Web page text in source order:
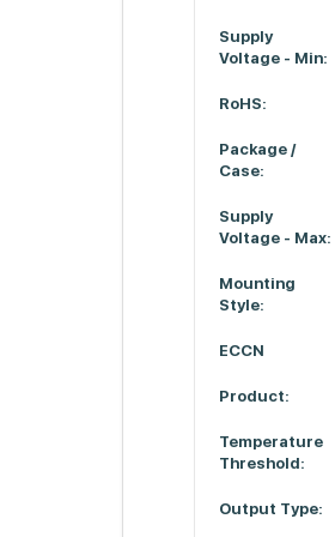
Supply
Voltage - Min:
RoHS:
Package /
Case:
Supply
Voltage - Max:
Mounting
Style:
ECCN
Product:
Temperature
Threshold:
Output Type: